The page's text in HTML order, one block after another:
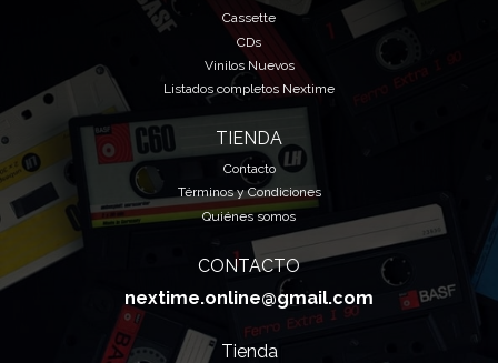
Cassette
CDs
Vinilos Nuevos
Listados completos Nextime
TIENDA
Contacto
Términos y Condiciones
Quiénes somos
CONTACTO
nextime.online@gmail.com
Tienda